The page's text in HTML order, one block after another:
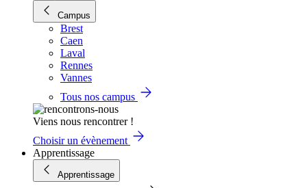
Campus
Brest
Caen
Laval
Rennes
Vannes
Tous nos campus
Viens nous rencontrer !
Choisir un évènement
Apprentissage
Apprentissage